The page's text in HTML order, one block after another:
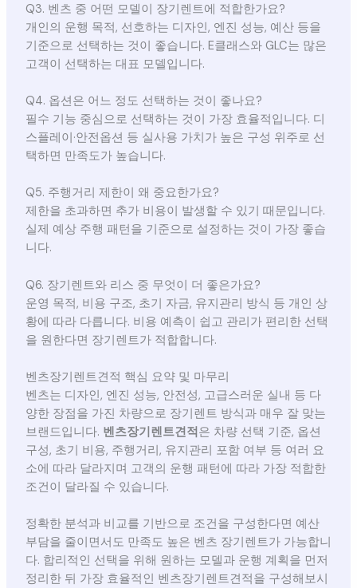
Q3. 벤츠 중 어떤 모델이 장기렌트에 적합한가요?
개인의 운행 목적, 선호하는 디자인, 엔진 성능, 예산 등을
기준으로 선택하는 것이 좋습니다. E클래스와 GLC는 많은
고객이 선택하는 대표 모델입니다.
Q4. 옵션은 어느 정도 선택하는 것이 좋나요?
필수 기능 중심으로 선택하는 것이 가장 효율적입니다. 디
스플레이·안전옵션 등 실사용 가치가 높은 구성 위주로 선
택하면 만족도가 높습니다.
Q5. 주행거리 제한이 왜 중요한가요?
제한을 초과하면 추가 비용이 발생할 수 있기 때문입니다.
실제 예상 주행 패턴을 기준으로 설정하는 것이 가장 좋습
니다.
Q6. 장기렌트와 리스 중 무엇이 더 좋은가요?
운영 목적, 비용 구조, 초기 자금, 유지관리 방식 등 개인 상
황에 따라 다릅니다. 비용 예측이 쉽고 관리가 편리한 선택
을 원한다면 장기렌트가 적합합니다.
벤츠장기렌트견적 핵심 요약 및 마무리
벤츠는 디자인, 엔진 성능, 안전성, 고급스러운 실내 등 다
양한 장점을 가진 차량으로 장기렌트 방식과 매우 잘 맞는
브랜드입니다. 벤츠장기렌트견적 은 차량 선택 기준, 옵션
구성, 초기 비용, 주행거리, 유지관리 포함 여부 등 여러 요
소에 따라 달라지며 고객의 운행 패턴에 따라 가장 적합한
조건이 달라질 수 있습니다.
정확한 분석과 비교를 기반으로 조건을 구성한다면 예산
부담을 줄이면서도 만족도 높은 벤츠 장기렌트가 가능합니
다. 합리적인 선택을 위해 원하는 모델과 운행 계획을 먼저
정리한 뒤 가장 효율적인 벤츠장기렌트견적을 구성해보시